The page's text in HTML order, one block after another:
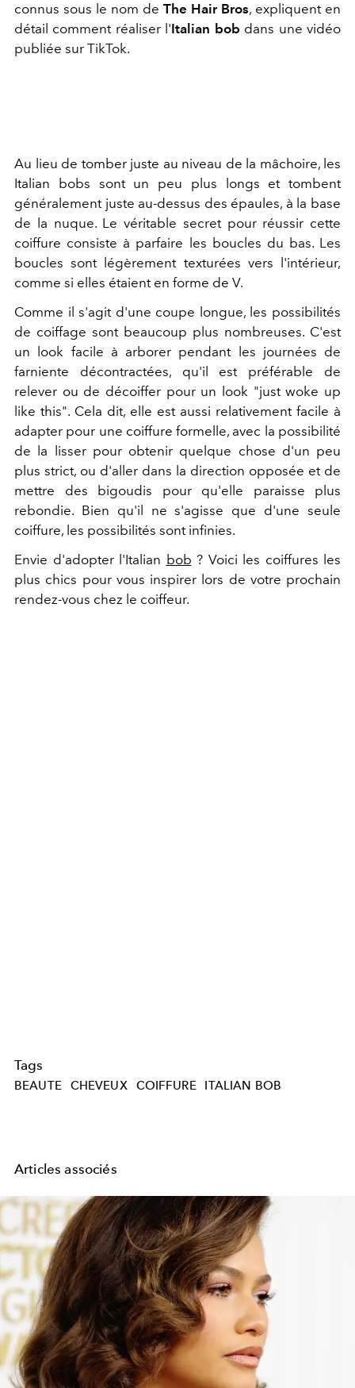
connus sous le nom de The Hair Bros, expliquent en
détail comment réaliser l'Italian bob dans une vidéo
publiée sur TikTok.
Au lieu de tomber juste au niveau de la mâchoire, les
Italian bobs sont un peu plus longs et tombent
généralement juste au-dessus des épaules, à la base
de la nuque. Le véritable secret pour réussir cette
coiffure consiste à parfaire les boucles du bas. Les
boucles sont légèrement texturées vers l'intérieur,
comme si elles étaient en forme de V.
Comme il s'agit d'une coupe longue, les possibilités
de coiffage sont beaucoup plus nombreuses. C'est
un look facile à arborer pendant les journées de
farniente décontractées, qu'il est préférable de
relever ou de décoiffer pour un look "just woke up
like this". Cela dit, elle est aussi relativement facile à
adapter pour une coiffure formelle, avec la possibilité
de la lisser pour obtenir quelque chose d'un peu
plus strict, ou d'aller dans la direction opposée et de
mettre des bigoudis pour qu'elle paraisse plus
rebondie. Bien qu'il ne s'agisse que d'une seule
coiffure, les possibilités sont infinies.
Envie d'adopter l'Italian bob ? Voici les coiffures les
plus chics pour vous inspirer lors de votre prochain
rendez-vous chez le coiffeur.
Tags
BEAUTE CHEVEUX COIFFURE ITALIAN BOB
Articles associés